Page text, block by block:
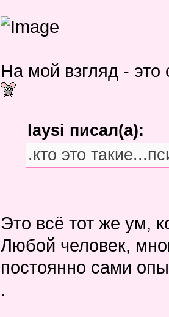
На мой взгляд - это
laysi писал(а):
.кто это
Это всё тот же ум,
Любой человек,
постоянно сами
.